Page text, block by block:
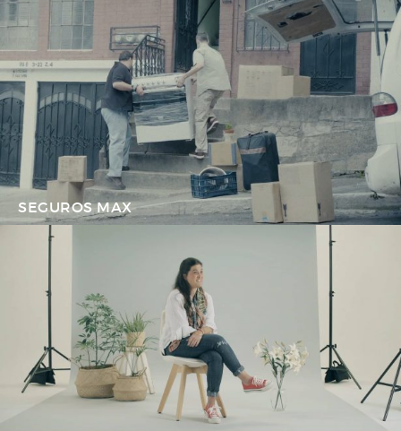
SEGUROS MAX